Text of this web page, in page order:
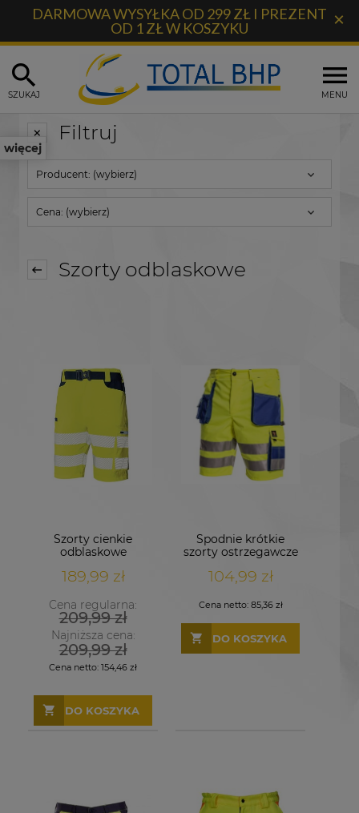
DARMOWA WYSYŁKA OD 299 ZŁ I PREZENT
OD 1 ZŁ W KOSZYKU
×
MENU
SZUKAJ
więcej
Filtruj
Producent: (wybierz)
Cena: (wybierz)
Szorty odblaskowe
Szorty cienkie
odblaskowe
żółte
189,99 zł
Cena regularna:
209,99 zł
Najniższa cena:
209,99 zł
Cena netto: 154,46 zł
DO KOSZYKA
Spodnie krótkie
szorty ostrzegawcze
104,99 zł
Cena netto: 85,36 zł
DO KOSZYKA